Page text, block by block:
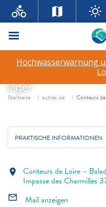
Menü
Hochwasserwarnung
Conteurs de
en bateau
Fahrrad- /
léger
Fil d'ariane
Startseite autres-de Conteurs
PRAKTISCHE INFORMATIONEN
location_on Conteurs de Loire –
Impasse des Charmilles
mail_outline Mail anzeigen